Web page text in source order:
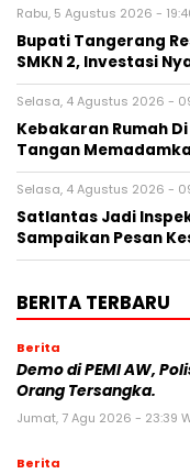
Rabu, 5 Agustus 2026 -
‎Bupati Tangerang
SMKN 2, Investasi
Selasa, 4 Agustus 2026 -
Kebakaran Rumah
Tangan
Selasa, 4 Agustus 2026 -
Satlantas Jadi
Sampaikan Pesan
BERITA TERBARU
Berita
Demo di PEMI AW,
Orang Tersangka.
Jumat, 7 Agu 2026 - 23:39
Berita